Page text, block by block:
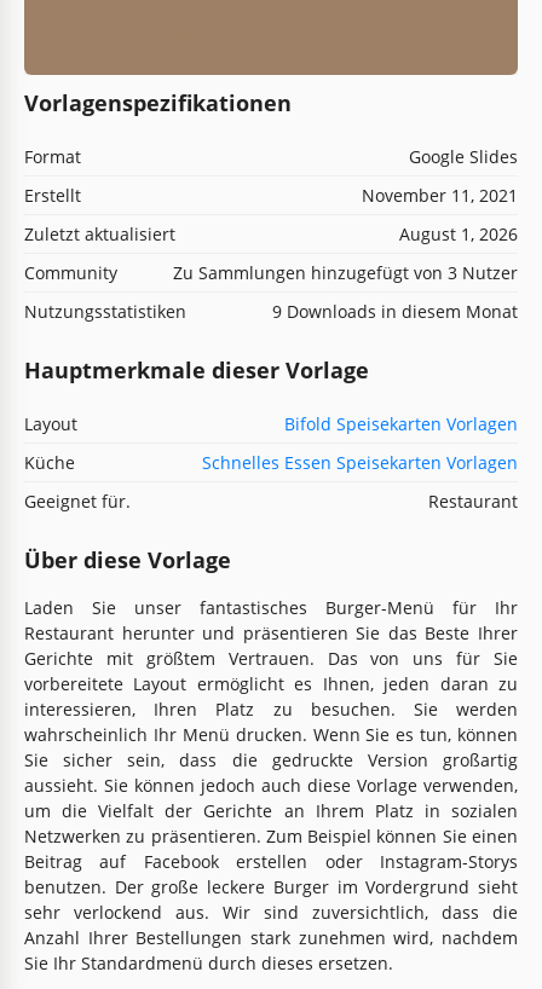
Vorlagenspezifikationen
Format
Google Slides
Erstellt
November 11, 2021
Zuletzt aktualisiert
August 1, 2026
Community
Zu Sammlungen hinzugefügt von 3 Nutzer
Nutzungsstatistiken
9 Downloads in diesem Monat
Hauptmerkmale dieser Vorlage
Layout
Bifold Speisekarten Vorlagen
Küche
Schnelles Essen Speisekarten Vorlagen
Geeignet für.
Restaurant
Über diese Vorlage
Laden Sie unser fantastisches Burger-Menü für Ihr
Restaurant herunter und präsentieren Sie das Beste Ihrer
Gerichte mit größtem Vertrauen. Das von uns für Sie
vorbereitete Layout ermöglicht es Ihnen, jeden daran zu
interessieren, Ihren Platz zu besuchen. Sie werden
wahrscheinlich Ihr Menü drucken. Wenn Sie es tun, können
Sie sicher sein, dass die gedruckte Version großartig
aussieht. Sie können jedoch auch diese Vorlage verwenden,
um die Vielfalt der Gerichte an Ihrem Platz in sozialen
Netzwerken zu präsentieren. Zum Beispiel können Sie einen
Beitrag auf Facebook erstellen oder Instagram-Storys
benutzen. Der große leckere Burger im Vordergrund sieht
sehr verlockend aus. Wir sind zuversichtlich, dass die
Anzahl Ihrer Bestellungen stark zunehmen wird, nachdem
Sie Ihr Standardmenü durch dieses ersetzen.